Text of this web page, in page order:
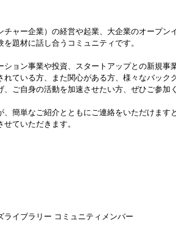
チャー企業）の経営や起業、大企業のオープン
題材に話し合うコミュニティです。
ション事業や投資、スタートアップとの新規事
れている方、また関心がある方、様々なバック
、ご自身の活動を加速させたい方、ぜひご参加
、簡単なご紹介とともにご連絡をいただけます
ていただきます。
ライブラリー コミュニティメンバー